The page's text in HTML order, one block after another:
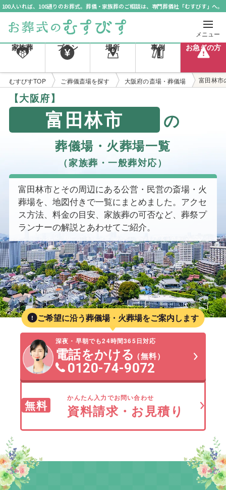
100人いれば、100通りのお葬式。葬儀・家族葬のご相談は、専門葬儀社「むすびす」へ。
メニュー
家族葬 プラン 場所 事例 お急ぎの方
むすびすTOP ご葬儀斎場を探す 大阪府の斎場・葬儀場 富田林市
【大阪府】
富田林市 の
葬儀場・火葬場一覧
（家族葬・一般葬対応）
富田林市とその周辺にある公営・民営の斎場・火
葬場を、地図付きで一覧にまとめました。アクセ
ス方法、料金の目安、家族葬の可否など、葬祭プ
ランナーの解説とあわせてご紹介。
ご希望に沿う葬儀場・火葬場をご案内します
深夜・早朝でも24時間365日対応
電話をかける（無料）
0120-74-9072
無料
かんたん入力でお問い合わせ
資料請求・お見積り